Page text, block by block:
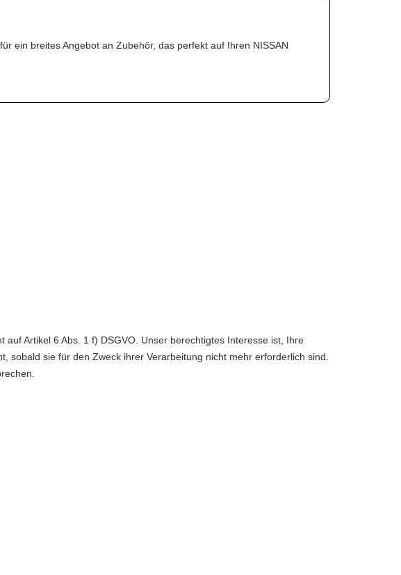
ein breites Angebot an Zubehör, das perfekt auf Ihren NISSAN
Artikel 6 Abs. 1 f) DSGVO. Unser berechtigtes Interesse ist, Ihre
sie für den Zweck ihrer Verarbeitung nicht mehr erforderlich sind.